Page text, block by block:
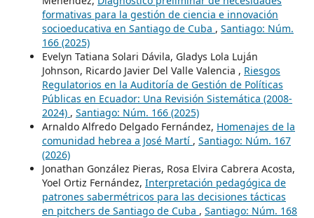
formativas para la gestión de ciencia e innovación
socioeducativa en Santiago de Cuba , Santiago: Núm.
166 (2025)
Evelyn Tatiana Solari Dávila, Gladys Lola Luján
Johnson, Ricardo Javier Del Valle Valencia , Riesgos
Regulatorios en la Auditoría de Gestión de Políticas
Públicas en Ecuador: Una Revisión Sistemática (2008-
2024) , Santiago: Núm. 166 (2025)
Arnaldo Alfredo Delgado Fernández, Homenajes de la
comunidad hebrea a José Martí , Santiago: Núm. 167
(2026)
Jonathan González Pieras, Rosa Elvira Cabrera Acosta,
Yoel Ortiz Fernández, Interpretación pedagógica de
patrones sabermétricos para las decisiones tácticas
en pitchers de Santiago de Cuba , Santiago: Núm. 168